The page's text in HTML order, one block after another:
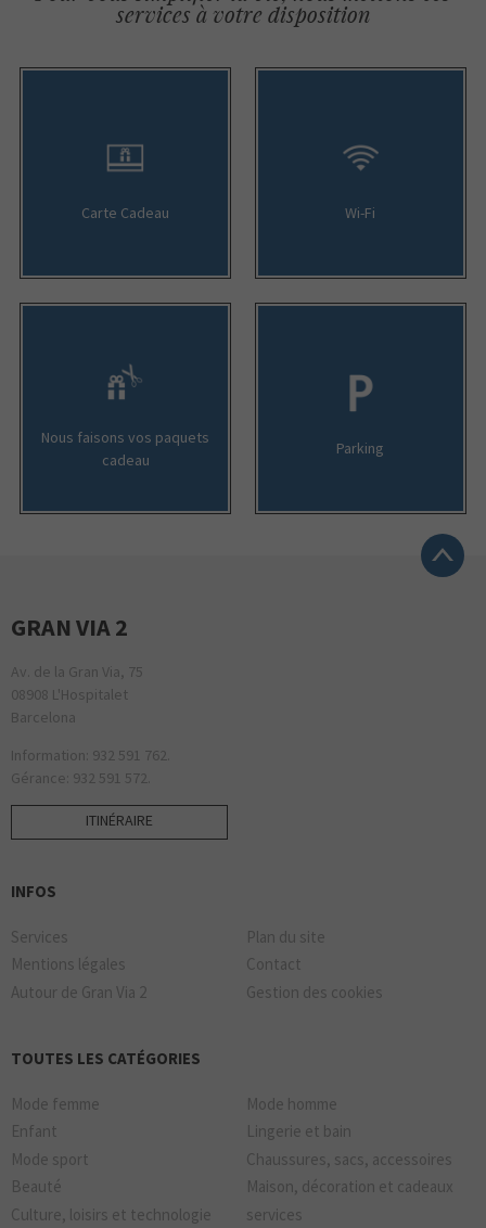
services à votre disposition
Carte Cadeau Wi-Fi
Nous faisons vos paquets
cadeau
Parking
GRAN VIA 2
Av. de la Gran Via, 75
08908 L'Hospitalet
Barcelona
Information: 932 591 762.
Gérance: 932 591 572.
ITINÉRAIRE
INFOS
Services
Plan du site
Mentions légales
Contact
Autour de Gran Via 2
Gestion des cookies
TOUTES LES CATÉGORIES
Mode femme
Mode homme
Enfant
Lingerie et bain
Mode sport
Chaussures, sacs, accessoires
Beauté
Maison, décoration et cadeaux
Culture, loisirs et technologie
services